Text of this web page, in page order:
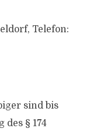
Telefon:
sind bis
§ 174